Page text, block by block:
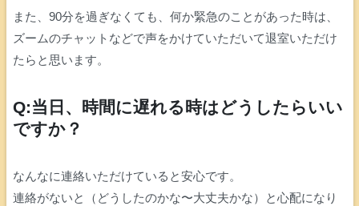
また、90分を過ぎなくても、何か緊急のことがあった時は、
ズームのチャットなどで声をかけていただいて退室いただけ
たらと思います。
Q:当日、時間に遅れる時はどうしたらいい
ですか？
なんなに連絡いただけていると安心です。
連絡がないと（どうしたのかな〜大丈夫かな）と心配になり